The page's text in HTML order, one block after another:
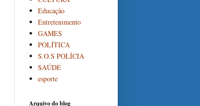
Educação
Entretenimento
GAMES
POLÍTICA
S.O.S POLÍCIA
SAÚDE
esporte
Arquivo do blog